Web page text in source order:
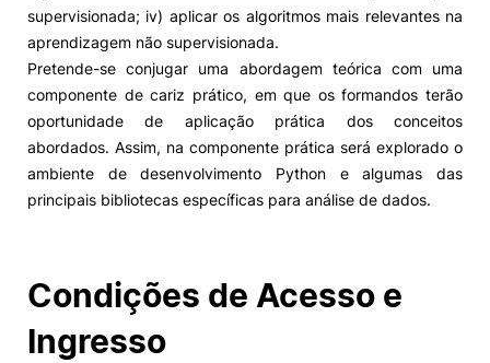
Europeia Política de Privacidade e Cookies
Sugestões,
supervisionada; iv) aplicar os algoritmos mais relevantes na
aprendizagem não supervisionada.
Pretende-se conjugar uma abordagem teórica com uma
componente de cariz prático, em que os formandos terão
oportunidade de aplicação prática dos conceitos
abordados. Assim, na componente prática será explorado o
ambiente de desenvolvimento Python e algumas das
principais bibliotecas específicas para análise de dados.
Condições de Acesso e
Ingresso